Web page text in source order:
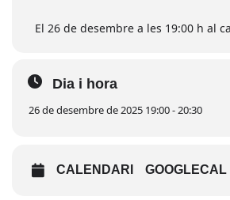
El 26 de desembre a les 19:00 h al
Dia i hora
26 de desembre de 2025 19:00 - 20:30
CALENDARI GOOGLECAL